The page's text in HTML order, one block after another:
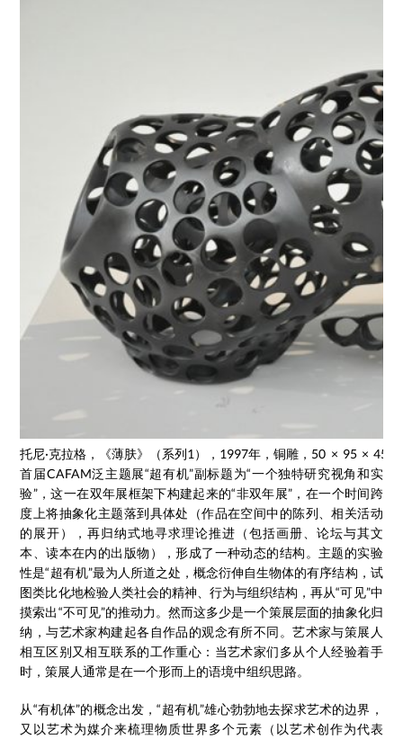
托尼·克拉格，《薄肤》（系列1），1997年，铜雕，50 × 95 × 45厘
首届CAFAM泛主题展“超有机”副标题为“一个独特研究视角和实
验”，这一在双年展框架下构建起来的“非双年展”，在一个时间跨
度上将抽象化主题落到具体处（作品在空间中的陈列、相关活动
的展开），再归纳式地寻求理论推进（包括画册、论坛与其文
本、读本在内的出版物），形成了一种动态的结构。主题的实验
性是“超有机”最为人所道之处，概念衍伸自生物体的有序结构，试
图类比化地检验人类社会的精神、行为与组织结构，再从“可见”中
摸索出“不可见”的推动力。然而这多少是一个策展层面的抽象化归
纳，与艺术家构建起各自作品的观念有所不同。艺术家与策展人
相互区别又相互联系的工作重心：当艺术家们多从个人经验着手
时，策展人通常是在一个形而上的语境中组织思路。
从“有机体”的概念出发，“超有机”雄心勃勃地去探求艺术的边界，
又以艺术为媒介来梳理物质世界多个元素（以艺术创作为代表